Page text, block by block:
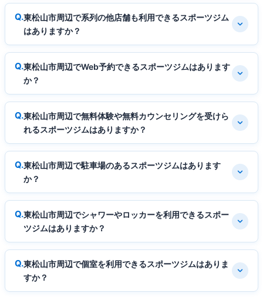
東松山市周辺で系列の他店舗も利用できるスポーツジム
はありますか？
東松山市周辺でWeb予約できるスポーツジムはあります
か？
東松山市周辺で無料体験や無料カウンセリングを受けら
れるスポーツジムはありますか？
東松山市周辺で駐車場のあるスポーツジムはあります
か？
東松山市周辺でシャワーやロッカーを利用できるスポー
ツジムはありますか？
東松山市周辺で個室を利用できるスポーツジムはありま
すか？